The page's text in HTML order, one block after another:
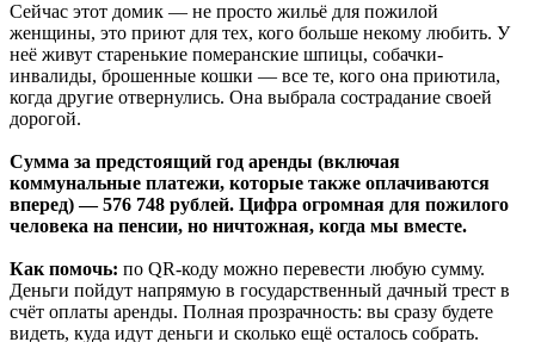
Сейчас этот домик — не просто жильё для пожилой
женщины, это приют для тех, кого больше некому любить. У
неё живут старенькие померанские шпицы, собачки-
инвалиды, брошенные кошки — все те, кого она приютила,
когда другие отвернулись. Она выбрала сострадание своей
дорогой.
Сумма за предстоящий год аренды (включая
коммунальные платежи, которые также оплачиваются
вперед) — 576 748 рублей. Цифра огромная для пожилого
человека на пенсии, но ничтожная, когда мы вместе.
Как помочь: по QR-коду можно перевести любую сумму.
Деньги пойдут напрямую в государственный дачный трест в
счёт оплаты аренды. Полная прозрачность: вы сразу будете
видеть, куда идут деньги и сколько ещё осталось собрать.